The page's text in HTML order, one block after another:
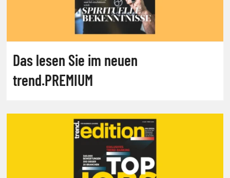
Das lesen Sie im neuen
trend.PREMIUM